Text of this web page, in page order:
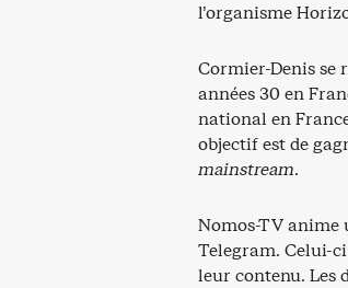
l’organisme
Cormier-Denis se
années 30 en
national en
objectif est de
mainstream.
Nomos-TV anime
Telegram. Celui-
leur contenu. Les